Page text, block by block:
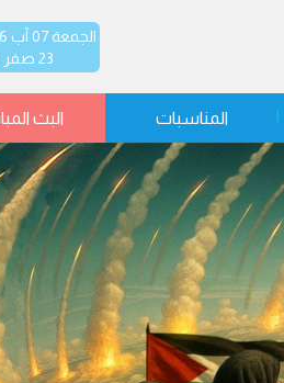
الجمعة 07 آب 2026 الموافق لـ
23 صفر 1448هـ
المناسبات البث